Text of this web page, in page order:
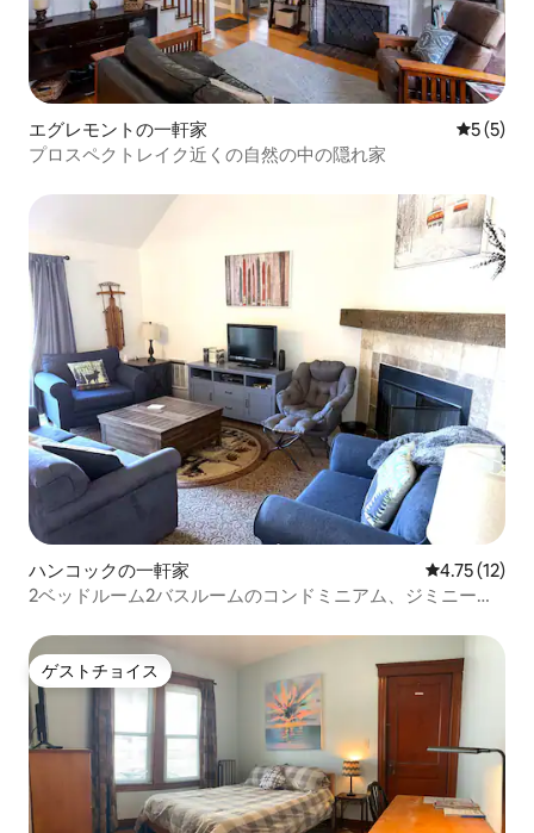
エグレモントの一軒家 レビュー
5 (5)
プロスペクトレイク近くの自然の中の隠れ家
ハンコックの一軒家 レビュー12
4.75 (12)
2ベッドルーム2バスルームのコンドミニアム、ジミニーピ
ゲストチョイス
ゲストチョイス